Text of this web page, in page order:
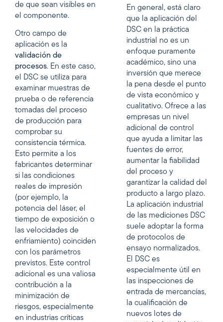
de que sean visibles en
el componente.
Otro campo de
aplicación es la
validación de
procesos. En este caso,
el DSC se utiliza para
examinar muestras de
prueba o de referencia
tomadas del proceso
de producción para
comprobar su
consistencia térmica.
Esto permite a los
fabricantes determinar
si las condiciones
reales de impresión
(por ejemplo, la
potencia del láser, el
tiempo de exposición o
las velocidades de
enfriamiento) coinciden
con los parámetros
previstos. Este control
adicional es una valiosa
contribución a la
minimización de
riesgos, especialmente
en industrias críticas
En general, está claro
que la aplicación del
DSC en la práctica
industrial no es un
enfoque puramente
académico, sino una
inversión que merece
la pena desde el punto
de vista económico y
cualitativo. Ofrece a las
empresas un nivel
adicional de control
que ayuda a limitar las
fuentes de error,
aumentar la fiabilidad
del proceso y
garantizar la calidad del
producto a largo plazo.
La aplicación industrial
de las mediciones DSC
suele adoptar la forma
de protocolos de
ensayo normalizados.
El DSC es
especialmente útil en
las inspecciones de
entrada de mercancías,
la cualificación de
nuevos lotes de